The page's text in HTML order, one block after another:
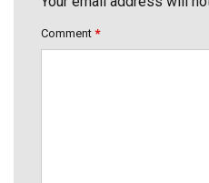
Comment *